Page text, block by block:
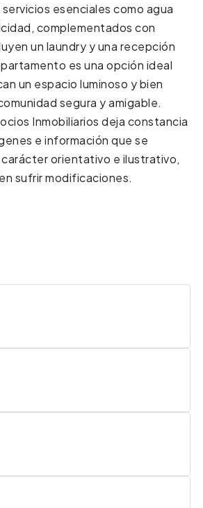
esenciales como agua
complementados con
un laundry y una recepción
es una opción ideal
un espacio luminoso y bien
segura y amigable.
Inmobiliarios deja constancia
e información que se
orientativo e ilustrativo,
sufrir modificaciones.